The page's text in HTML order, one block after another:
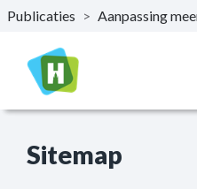
Naar hoofdinhoud
Publicaties > Aanpassing
Sitemap